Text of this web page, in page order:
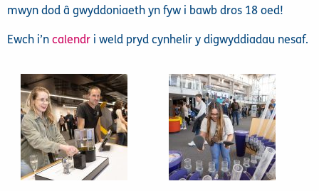
mwyn dod â gwyddoniaeth yn fyw i bawb dros 18 oed!
Ewch i’n calendr i weld pryd cynhelir y digwyddiadau nesaf.